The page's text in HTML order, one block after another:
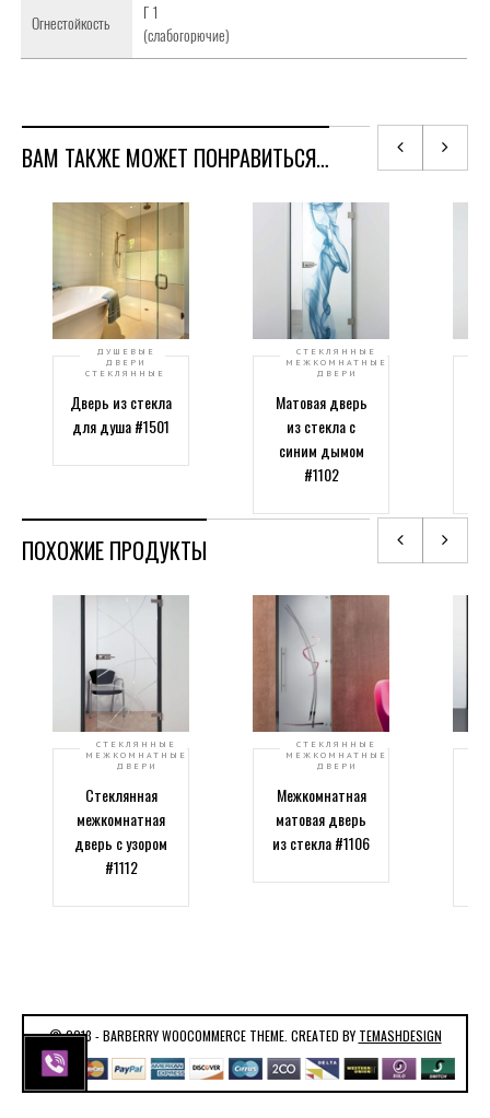
Огнестойкость
Г 1
(слабогорючие)
ВАМ ТАКЖЕ МОЖЕТ ПОНРАВИТЬСЯ…
ДУШЕВЫЕ
ДВЕРИ
СТЕКЛЯННЫЕ
Дверь из стекла
для душа #1501
СТЕКЛЯННЫЕ
МЕЖКОМНАТНЫЕ
ДВЕРИ
Матовая дверь
из стекла с
синим дымом
#1102
ПОХОЖИЕ ПРОДУКТЫ
СТЕКЛЯННЫЕ
МЕЖКОМНАТНЫЕ
ДВЕРИ
Стеклянная
межкомнатная
дверь с узором
#1112
СТЕКЛЯННЫЕ
МЕЖКОМНАТНЫЕ
ДВЕРИ
Межкомнатная
матовая дверь
из стекла #1106
© 2013 - BARBERRY WOOCOMMERCE THEME. CREATED BY TEMASHDESIGN